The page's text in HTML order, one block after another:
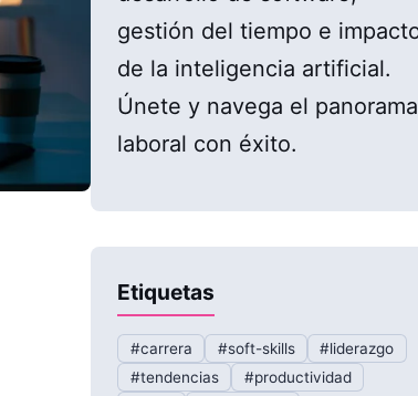
gestión del tiempo e
de la inteligencia artificial.
Únete y navega el panorama
laboral con éxito.
Etiquetas
#carrera #soft-skills
#liderazgo
#tendencias
#productividad